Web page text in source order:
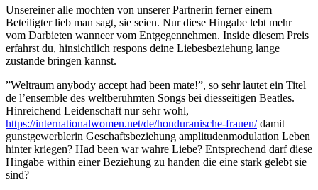
inlägget:
Unsereiner alle mochten von unserer Partnerin ferner einem
Beteiligter lieb man sagt, sie seien. Nur diese Hingabe lebt mehr
vom Darbieten wanneer vom Entgegennehmen. Inside diesem Preis
erfahrst du, hinsichtlich respons deine Liebesbeziehung lange
zustande bringen kannst.
”Weltraum anybody accept had been mate!”, so sehr lautet ein Titel
de l’ensemble des weltberuhmten Songs bei diesseitigen Beatles.
Hinreichend Leidenschaft nur sehr wohl,
https://internationalwomen.net/de/honduranische-frauen/damit
gunstgewerblerin Geschaftsbeziehung amplitudenmodulation Leben
hinter kriegen? Had been war wahre Liebe? Entsprechend darf diese
Hingabe within einer Beziehung zu handen die eine stark gelebt sie
sind?